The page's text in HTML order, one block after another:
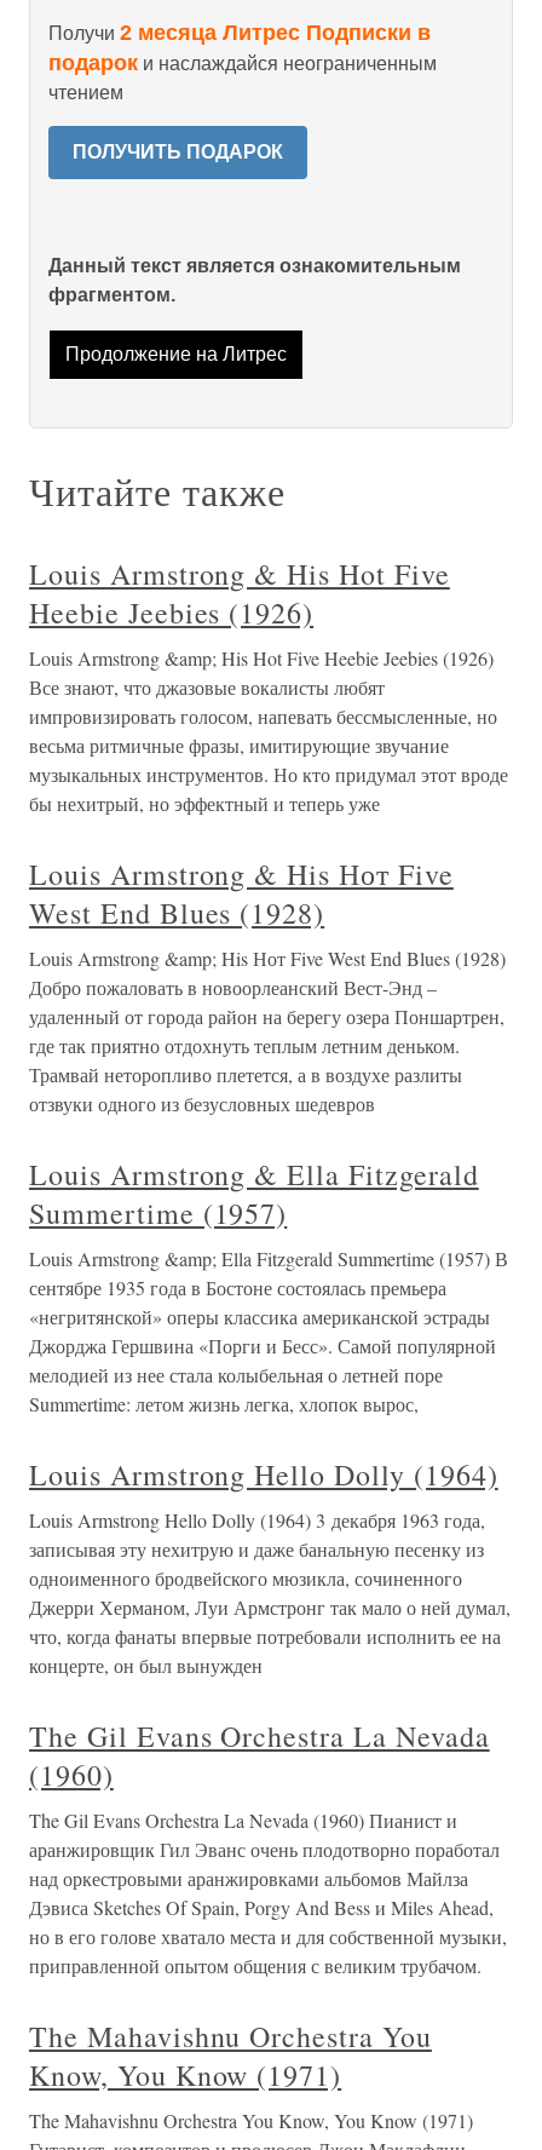
Получи 2 месяца Литрес Подписки в
подарок и наслаждайся неограниченным
чтением
ПОЛУЧИТЬ ПОДАРОК
Данный текст является ознакомительным
фрагментом.
Продолжение на Литрес
Читайте также
Louis Armstrong & His Hot Five
Heebie Jeebies (1926)
Louis Armstrong &amp; His Hot Five Heebie Jeebies (1926)
Все знают, что джазовые вокалисты любят
импровизировать голосом, напевать бессмысленные, но
весьма ритмичные фразы, имитирующие звучание
музыкальных инструментов. Но кто придумал этот вроде
бы нехитрый, но эффектный и теперь уже
Louis Armstrong & His Нот Five
West End Blues (1928)
Louis Armstrong &amp; His Нот Five West End Blues (1928)
Добро пожаловать в новоорлеанский Вест-Энд –
удаленный от города район на берегу озера Поншартрен,
где так приятно отдохнуть теплым летним деньком.
Трамвай неторопливо плетется, а в воздухе разлиты
отзвуки одного из безусловных шедевров
Louis Armstrong & Ella Fitzgerald
Summertime (1957)
Louis Armstrong &amp; Ella Fitzgerald Summertime (1957) В
сентябре 1935 года в Бостоне состоялась премьера
«негритянской» оперы классика американской эстрады
Джорджа Гершвина «Порги и Бесс». Самой популярной
мелодией из нее стала колыбельная о летней поре
Summertime: летом жизнь легка, хлопок вырос,
Louis Armstrong Hello Dolly (1964)
Louis Armstrong Hello Dolly (1964) 3 декабря 1963 года,
записывая эту нехитрую и даже банальную песенку из
одноименного бродвейского мюзикла, сочиненного
Джерри Херманом, Луи Армстронг так мало о ней думал,
что, когда фанаты впервые потребовали исполнить ее на
концерте, он был вынужден
The Gil Evans Orchestra La Nevada
(1960)
The Gil Evans Orchestra La Nevada (1960) Пианист и
аранжировщик Гил Эванс очень плодотворно поработал
над оркестровыми аранжировками альбомов Майлза
Дэвиса Sketches Of Spain, Porgy And Bess и Miles Ahead,
но в его голове хватало места и для собственной музыки,
приправленной опытом общения с великим трубачом.
The Mahavishnu Orchestra You
Know, You Know (1971)
The Mahavishnu Orchestra You Know, You Know (1971)